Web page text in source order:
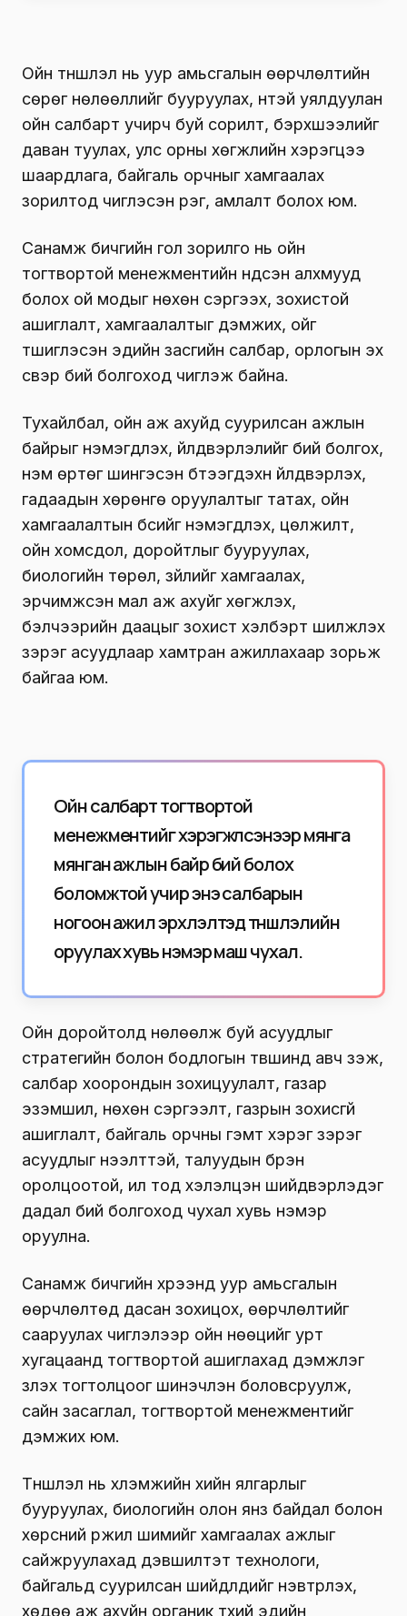
Ойн түншлэл нь уур амьсгалын өөрчлөлтийн
сөрөг нөлөөллийг бууруулах, үүнтэй уялдуулан
ойн салбарт учирч буй сорилт, бэрхшээлийг
даван туулах, улс орны хөгжлийн хэрэгцээ
шаардлага, байгаль орчныг хамгаалах
зорилтод чиглэсэн үүрэг, амлалт болох юм.
Санамж бичгийн гол зорилго нь ойн
тогтвортой менежментийн үндсэн алхмууд
болох ой модыг нөхөн сэргээх, зохистой
ашиглалт, хамгаалалтыг дэмжих, ойг
түшиглэсэн эдийн засгийн салбар, орлогын эх
үүсвэр бий болгоход чиглэж байна.
Тухайлбал, ойн аж ахуйд суурилсан ажлын
байрыг нэмэгдүүлэх, үйлдвэрлэлийг бий болгох,
нэмүү өртөг шингэсэн бүтээгдэхүүн үйлдвэрлэх,
гадаадын хөрөнгө оруулалтыг татах, ойн
хамгаалалтын бүсийг нэмэгдүүлэх, цөлжилт,
ойн хомсдол, доройтлыг бууруулах,
биологийн төрөл, зүйлийг хамгаалах,
эрчимжсэн мал аж ахуйг хөгжүүлэх,
бэлчээрийн даацыг зохист хэлбэрт шилжүүлэх
зэрэг асуудлаар хамтран ажиллахаар зорьж
байгаа юм.
Ойн салбарт тогтвортой
менежментийг хэрэгжүүлсэнээр мянга
мянган ажлын байр бий болох
боломжтой учир энэ салбарын
ногоон ажил эрхлэлтэд түншлэлийн
оруулах хувь нэмэр маш чухал.
Ойн доройтолд нөлөөлж буй асуудлыг
стратегийн болон бодлогын түвшинд авч үзэж,
салбар хоорондын зохицуулалт, газар
эзэмшил, нөхөн сэргээлт, газрын зохисгүй
ашиглалт, байгаль орчны гэмт хэрэг зэрэг
асуудлыг нээлттэй, талуудын бүрэн
оролцоотой, ил тод хэлэлцэн шийдвэрлэдэг
дадал бий болгоход чухал хувь нэмэр
оруулна.
Санамж бичгийн хүрээнд уур амьсгалын
өөрчлөлтөд дасан зохицох, өөрчлөлтийг
сааруулах чиглэлээр ойн нөөцийг урт
хугацаанд тогтвортой ашиглахад дэмжлэг
үзүүлэх тогтолцоог шинэчлэн боловсруулж,
сайн засаглал, тогтвортой менежментийг
дэмжих юм.
Түншлэл нь хүлэмжийн хийн ялгарлыг
бууруулах, биологийн олон янз байдал болон
хөрсний үржил шимийг хамгаалах ажлыг
сайжруулахад дэвшилтэт технологи,
байгальд суурилсан шийдлүүдийг нэвтрүүлэх,
хөдөө аж ахуйн органик түүхий эдийн